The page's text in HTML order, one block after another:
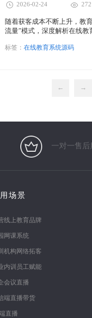
2026-02-24 272
随着获客成本不断上升，教
流量”模式，深度解析在线
义，助力教育机构打造可持
标签： 在线教育系统源码
← →
一对一售后
场景
线上教育品牌
网课系统
机构网络拓客
内训员工赋能
会议直播
端直播带货
直播